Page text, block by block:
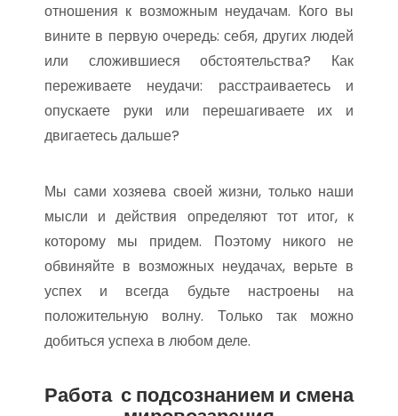
отношения к возможным неудачам. Кого вы
вините в первую очередь: себя, других людей
или сложившиеся обстоятельства? Как
переживаете неудачи: расстраиваетесь и
опускаете руки или перешагиваете их и
двигаетесь дальше?
Мы сами хозяева своей жизни, только наши
мысли и действия определяют тот итог, к
которому мы придем. Поэтому никого не
обвиняйте в возможных неудачах, верьте в
успех и всегда будьте настроены на
положительную волну. Только так можно
добиться успеха в любом деле.
Работа с подсознанием и смена